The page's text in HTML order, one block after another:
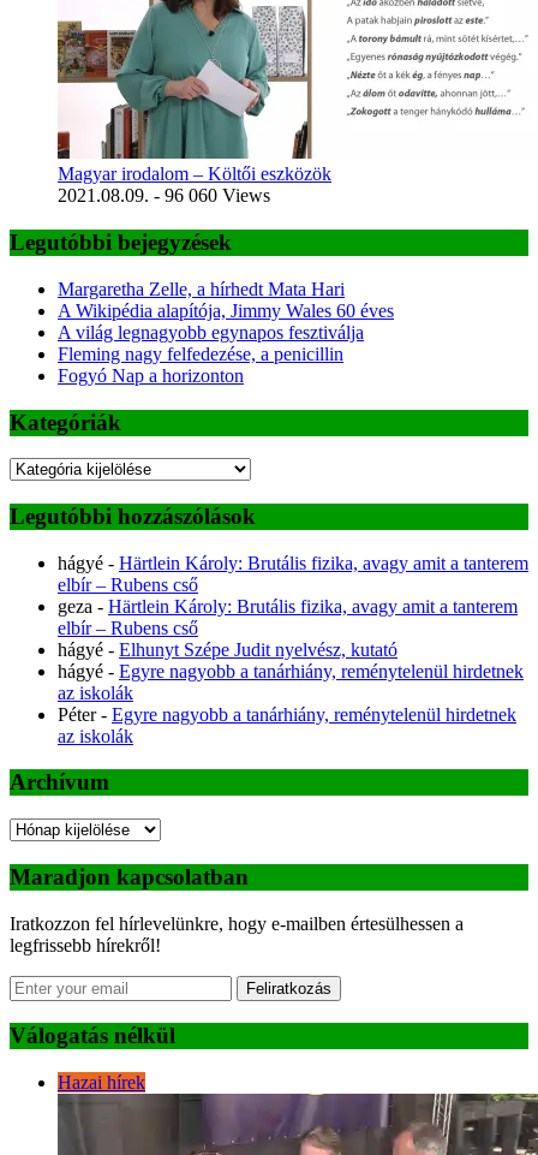
Magyar irodalom – Költői eszközök
2021.08.09. - 96 060 Views
Legutóbbi bejegyzések
Margaretha Zelle, a hírhedt Mata Hari
A Wikipédia alapítója, Jimmy Wales 60 éves
A világ legnagyobb egynapos fesztiválja
Fleming nagy felfedezése, a penicillin
Fogyó Nap a horizonton
Kategóriák
Kategóriák
Legutóbbi hozzászólások
hágyé - Härtlein Károly: Brutális fizika, avagy amit a tanterem
elbír – Rubens cső
geza - Härtlein Károly: Brutális fizika, avagy amit a tanterem
elbír – Rubens cső
hágyé - Elhunyt Szépe Judit nyelvész, kutató
hágyé - Egyre nagyobb a tanárhiány, reménytelenül hirdetnek
az iskolák
Péter- Egyre nagyobb a tanárhiány, reménytelenül hirdetnek
az iskolák
Archívum
Archívum
Maradjon kapcsolatban
Iratkozzon fel hírlevelünkre, hogy e-mailben értesülhessen a
legfrissebb hírekről!
Feliratkozás
Válogatás nélkül
Hazai hírek